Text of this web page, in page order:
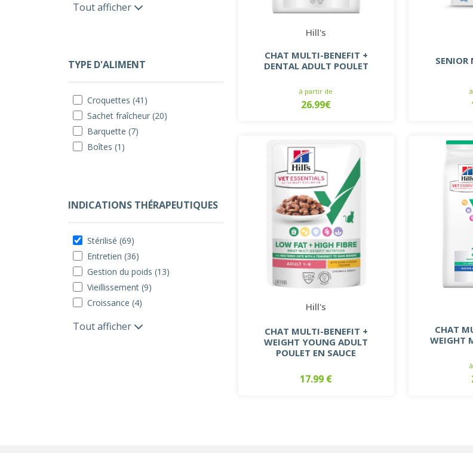
Tout afficher
TYPE D'ALIMENT
Croquettes (41)
Sachet fraîcheur (20)
Barquette (7)
Boîtes (1)
INDICATIONS THÉRAPEUTIQUES
Stérilisé (69)
Entretien (36)
Gestion du poids (13)
Vieillissement (9)
Croissance (4)
Tout afficher
Hill's
CHAT MULTI-BENEFIT +
DENTAL ADULT POULET
à partir de
26.99€
SENIOR
Hill's
CHAT MULTI-BENEFIT +
WEIGHT YOUNG ADULT
POULET EN SAUCE
17.99 €
CHAT
WEIGHT